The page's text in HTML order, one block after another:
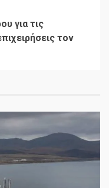
για τις
τον